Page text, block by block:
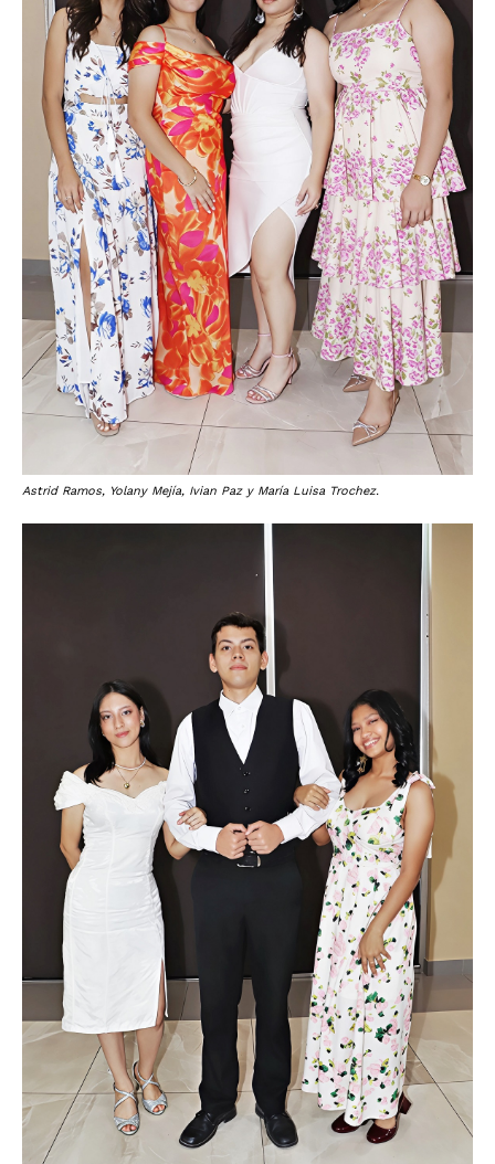
Astrid Ramos, Yolany Mejía, Ivian Paz y María Luisa Trochez.